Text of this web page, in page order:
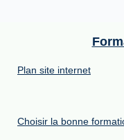
Plan site internet
Choisir la bonne